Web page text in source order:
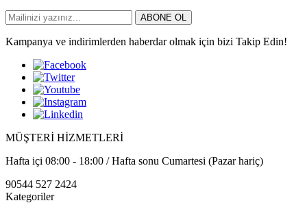
ABONE OL
Kampanya ve indirimlerden haberdar olmak için bizi Takip Edin!
MÜŞTERİ HİZMETLERİ
Hafta içi 08:00 - 18:00 / Hafta sonu Cumartesi (Pazar hariç)
90544 527 2424
Kategoriler